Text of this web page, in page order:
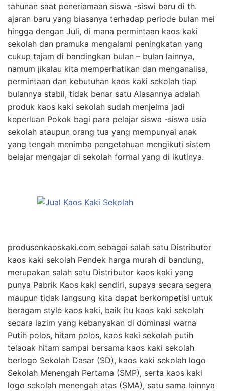
tahunan saat peneriamaan siswa -siswi baru di th.
ajaran baru yang biasanya terhadap periode bulan mei
hingga dengan Juli, di mana permintaan kaos kaki
sekolah dan pramuka mengalami peningkatan yang
cukup tajam di bandingkan bulan – bulan lainnya,
namum jikalau kita memperhatikan dan menganalisa,
permintaan dan kebutuhan kaos kaki sekolah tiap
bulannya stabil, tidak benar satu Alasannya adalah
produk kaos kaki sekolah sudah menjelma jadi
keperluan Pokok bagi para pelajar siswa -siswa usia
sekolah ataupun orang tua yang mempunyai anak
yang tengah menimba pengetahuan mengikuti sistem
belajar mengajar di sekolah formal yang di ikutinya.
produsenkaoskaki.com sebagai salah satu Distributor
kaos kaki sekolah Pendek harga murah di bandung,
merupakan salah satu Distributor kaos kaki yang
punya Pabrik Kaos kaki sendiri, supaya secara segera
maupun tidak langsung kita dapat berkompetisi untuk
beragam style kaos kaki, baik itu kaos kaki sekolah
secara lazim yang kebanyakan di dominasi warna
Putih polos, hitam polos, kaos kaki sekolah putih
telaoak hitam sampai bersama kaos kaki sekolah
berlogo Sekolah Dasar (SD), kaos kaki sekolah logo
Sekolah Menengah Pertama (SMP), serta kaos kaki
logo sekolah menengah atas (SMA), satu sama lainnya